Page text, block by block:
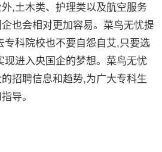
土木类、护理类以及航空服务
也会相对更加容易。菜鸟无忧提
科院校也不要自怨自艾,只要选
进入央国企的梦想。菜鸟无忧
招聘信息和趋势,为广大专科生
导。